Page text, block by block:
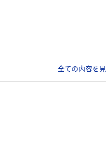
全ての内容を